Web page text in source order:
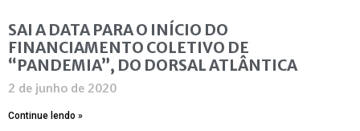
SAI A DATA PARA O INÍCIO DO
FINANCIAMENTO COLETIVO DE
“PANDEMIA”, DO DORSAL ATLÂNTICA
2 de junho de 2020
Continue lendo »